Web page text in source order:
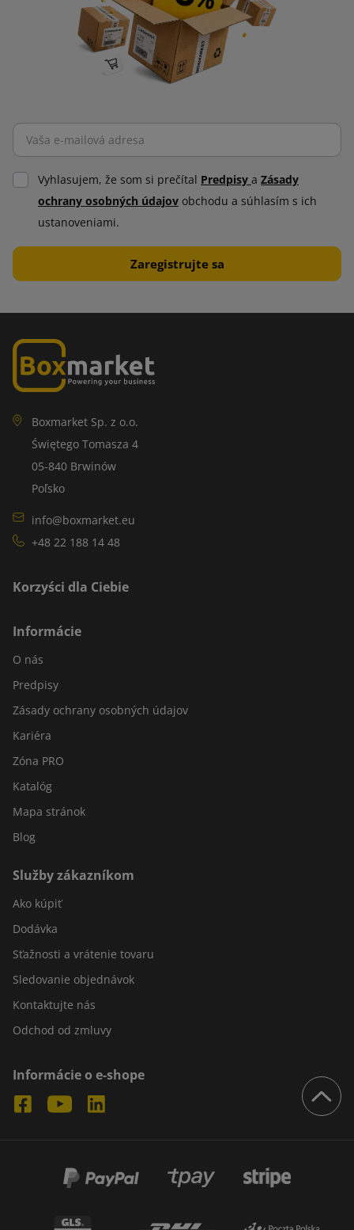
Vyhlasujem, že som si prečítal Predpisy a Zásady
ochrany osobných údajov obchodu a súhlasím s ich
ustanoveniami.
Boxmarket Sp. z o.o.
Świętego Tomasza 4
05-840 Brwinów
Poľsko
info@boxmarket.eu
+48 22 188 14 48
Korzyści dla Ciebie
Informácie
O nás
Predpisy
Zásady ochrany osobných údajov
Kariéra
Zóna PRO
Katalóg
Mapa stránok
Blog
Služby zákazníkom
Ako kúpiť
Dodávka
Sťažnosti a vrátenie tovaru
Sledovanie objednávok
Kontaktujte nás
Odchod od zmluvy
Informácie o e-shope